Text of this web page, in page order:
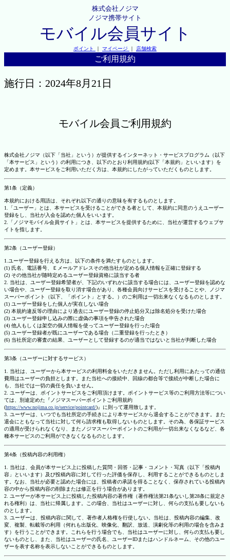
株式会社ノジマ
ノジマ携帯サイト
モバイル会員サイト
ポイント ｜ マイページ ｜ 店舗検索
ご利用規約
施行日：2024年8月21日
モバイル会員ご利用規約
株式会社ノジマ（以下「当社」という）が提供するインターネット・サービスプログラム（以下
「本サービス」という）の利用につき、以下のとおり利用規約(以下「本規約」といいます）を
定めます。本サービスをご利用いただく方は、本規約にしたがっていただくものとします。
第1条（定義）
本規約における用語は、それぞれ以下の通りの意味を有するものとします。
1.「ユーザー」とは、本サービスを受けることができる者として、本規約に同意のうえユーザー
登録をし、当社が入会を認めた個人をいいます。
2.「ノジマモバイル会員サイト」とは、本サービスを提供するために、当社が運営するウェブサ
イトを指します。
第2条（ユーザー登録）
1.ユーザー登録を行える方は、以下の条件を満たすものとします。
(1) 氏名、電話番号、Ｅメールアドレスその他当社が定める個人情報を正確に登録する
(2) その他当社が随時定めるユーザー登録資格に該当する者
2. 当社は、ユーザー登録希望者が、下記のいずれかに該当する場合には、ユーザー登録を認めな
い場合や、ユーザー登録を取り消す場合があり、各種会員向けサービスを受けることや、ノジマ
スーパーポイント（以下、「ポイント」とする。）のご利用は一切出来なくなるものとします。
(1) ユーザー登録をした個人が実在しない場合
(2) 本規約違反等の理由により過去にユーザー登録の停止処分又は除名処分を受けた場合
(3) ユーザー登録申し込みの際に虚偽の事項を申告された場合
(4) 他人もしくは架空の個人情報を使ってユーザー登録を行った場合
(5) ユーザー登録者が既にユーザーである場合（二重登録を行ったとき）
(6) 当社所定の審査の結果、ユーザーとして登録するのが適当ではないと当社が判断した場合
第3条（ユーザーに対するサービス）
1. 当社は、ユーザーから本サービスの利用料金をいただきません。ただし利用にあたっての通信
費用はユーザーの負担とします。また当社への接続中、回線の都合等で接続が中断した場合に
も、当社では一切の責任を負いません。
2. ユーザーは、ポイントサービスをご利用頂けます。ポイントサービス等のご利用方法等につい
ては、別途定めた『ノジマスーパーポイントご利用規約
(https://www.nojima.co.jp/service/pointcard/)』に則って運用致します。
3. ユーザーは、いつでも当社所定の手続きにより本サービスから退会することができます。また
退会にともなって当社に対して何ら請求権も取得しないものとします。その為、各保証サービス
の適用が受けられなくなり、またノジマスーパーポイントのご利用が一切出来なくなるなど、各
種本サービスのご利用ができなくなるものとします。
第4条（投稿内容の利用権）
1. 当社は、会員が本サービス上に投稿した質問・回答・記事・コメント・写真（以下「投稿内
容」といいます）及び投稿内容に対して行った評価を保存し、利用することができるものとしま
す。なお、当社が必要と認めた場合には、投稿者の承諾を得ることなく、保存されている投稿内
容の中から投稿内容の削除または修正を行う場合があります。
2. ユーザーが本サービス上に投稿した投稿内容の著作権（著作権法第21条ないし第28条に規定さ
れる権利）は、当社に帰属します。この場合、当社はユーザーに対し、何らの支払も要しないも
のとします。
3. ユーザーは、投稿内容に関して、著作者人格権を行使しない。当社は、投稿内容の編集、改
変、複製、転載等の利用（何れも出版化、映像化、翻訳、放送、演劇化等の利用の場合を含みま
す）を行うことができます。これらを行う場合でも、当社はユーザーに対し、何らの支払も要し
ないものとし、また、当社はユーザーの氏名、ユーザーIDまたはハンドルネーム、その他のユー
ザーを表す名称を表示しないことができるものとします。